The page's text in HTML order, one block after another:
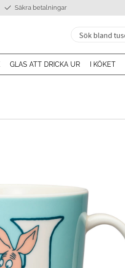
Säkra betalningar
GLAS ATT DRICKA UR I KÖKET